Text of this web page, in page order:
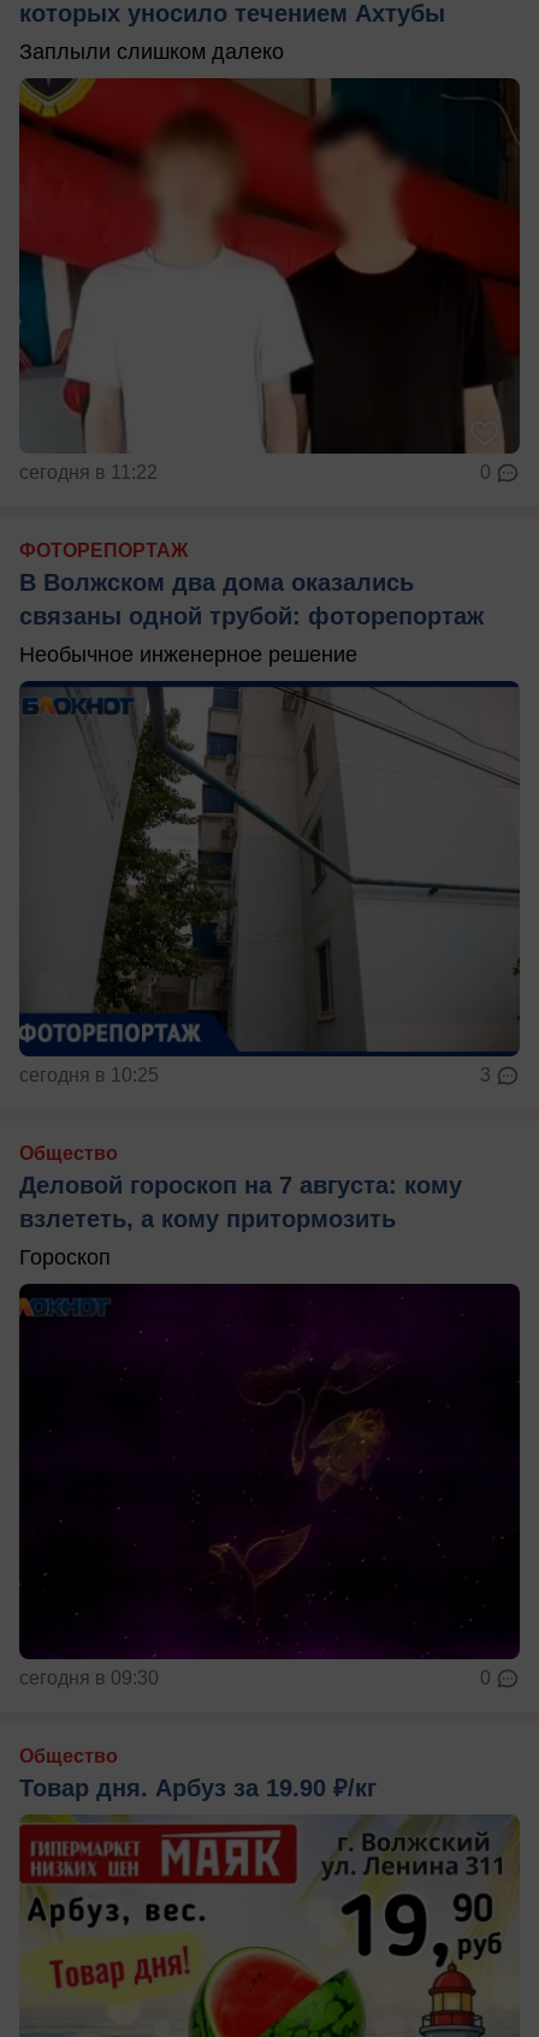
которых уносило течением Ахтубы
Заплыли слишком далеко
сегодня в 11:22 0
ФОТОРЕПОРТАЖ
В Волжском два дома оказались
связаны одной трубой: фоторепортаж
Необычное инженерное решение
сегодня в 10:25 3
Общество
Деловой гороскоп на 7 августа: кому
взлететь, а кому притормозить
Гороскоп
сегодня в 09:30 0
Общество
Товар дня. Арбуз за 19.90 ₽/кг